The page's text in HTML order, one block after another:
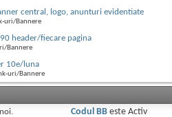
central, logo, anunturi evidentiate
uri/Bannere
header/fiecare pagina
Bannere
10e/luna
uri/Bannere
Codul BBeste Activ